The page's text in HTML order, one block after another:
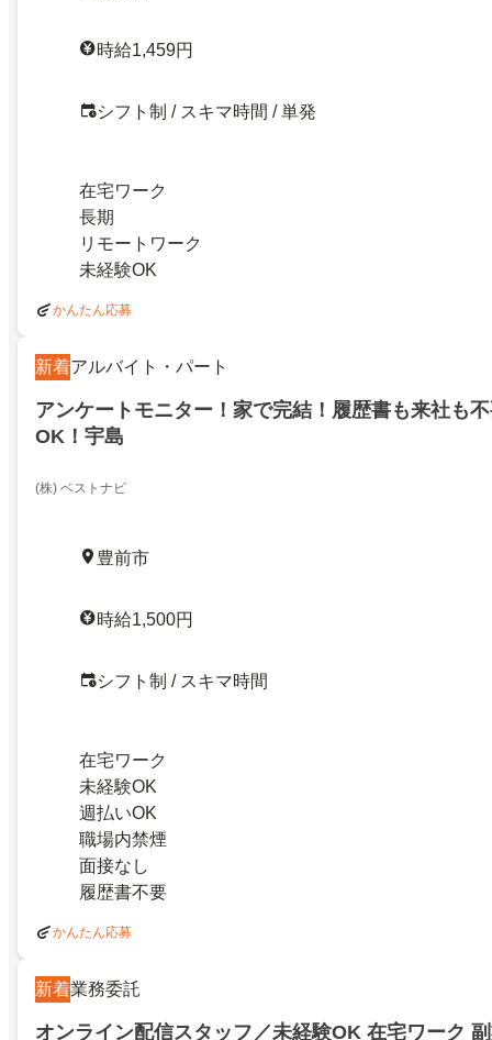
時給1,459円
シフト制 / スキマ時間 / 単発
在宅ワーク
長期
リモートワーク
未経験OK
かんたん応募
新着アルバイト・パート
アンケートモニター！家で完結！履歴書も来社も
OK！宇島
(株) ベストナビ
豊前市
時給1,500円
シフト制 / スキマ時間
在宅ワーク
未経験OK
週払いOK
職場内禁煙
面接なし
履歴書不要
かんたん応募
新着業務委託
オンライン配信スタッフ／未経験OK 在宅ワーク